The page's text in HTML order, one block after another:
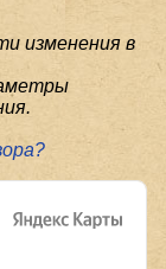
изменения в